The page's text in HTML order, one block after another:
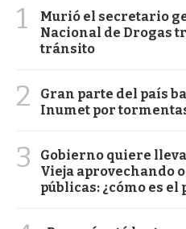
1
Murió el secretario
Nacional de Drogas
tránsito
2
Gran parte del país
Inumet por
3
Gobierno quiere
Vieja aprovechando
públicas: ¿cómo es el